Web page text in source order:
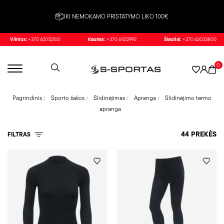
IKI NEMOKAMO PRISTATYMO LIKO 100€
Vilnius: +370 62012300 Kaunas: +370 61122992 Šiauliai: +370 62033800
0
FILTRAS
Pagrindinis Sporto šakos Slidinėjimas Apranga
Slidinėjimo termo
apranga
44 PREKĖS